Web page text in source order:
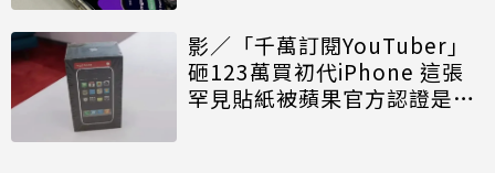
影／「千萬訂閱YouTuber」
砸123萬買初代iPhone 這張
罕見貼紙被蘋果官方認證是真